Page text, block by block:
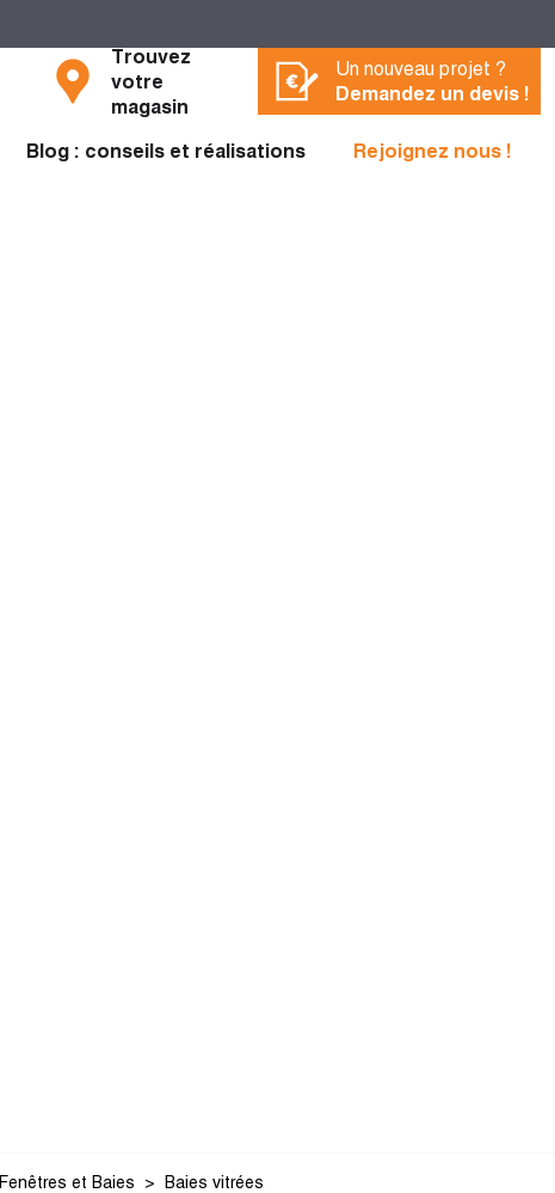
Trouvez
votre
magasin
Un nouveau projet ?
Demandez un devis !
Blog : conseils et réalisations Rejoignez nous !
Fenêtres et Baies
Baies vitrées